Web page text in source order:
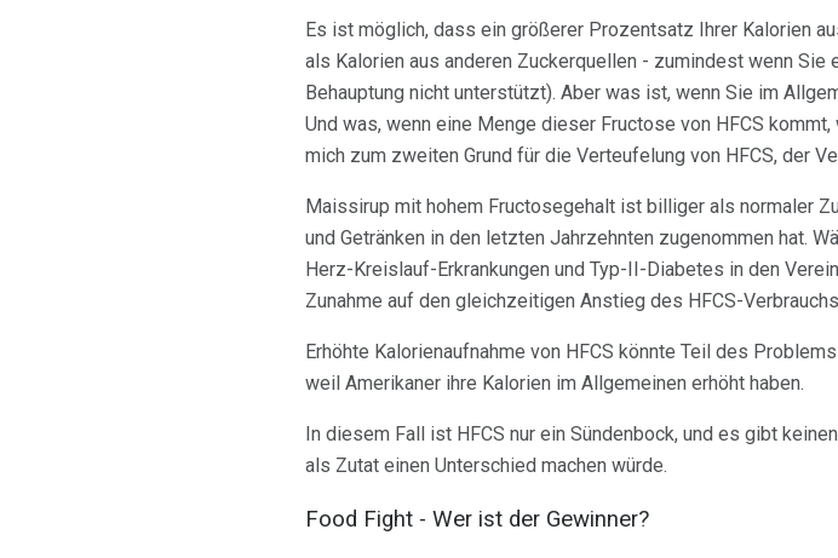
Es ist möglich, dass ein größerer Prozentsatz Ihrer Kalorien
als Kalorien aus anderen Zuckerquellen - zumindest wenn
Behauptung nicht unterstützt). Aber was ist, wenn Sie im
Und was, wenn eine Menge dieser Fructose von HFCS
mich zum zweiten Grund für die Verteufelung von HFCS, der
Maissirup mit hohem Fructosegehalt ist billiger als normaler
und Getränken in den letzten Jahrzehnten zugenommen hat.
Herz-Kreislauf-Erkrankungen und Typ-II-Diabetes in den
Zunahme auf den gleichzeitigen Anstieg des HFCS-
Erhöhte Kalorienaufnahme von HFCS könnte Teil des
weil Amerikaner ihre Kalorien im Allgemeinen erhöht haben.
In diesem Fall ist HFCS nur ein Sündenbock, und es gibt
als Zutat einen Unterschied machen würde.
Food Fight - Wer ist der Gewinner?